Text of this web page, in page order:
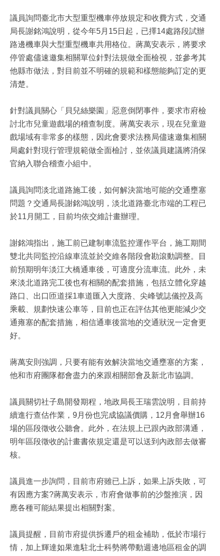
議員詢問臺北市大型重型機車停放規定和收費方式，交通
局長謝銘鴻說明，從今年5月15日起，已擇14處路段試辦
路邊機車與大型重型機車共用格位。蔣萬安表示，將要求
停管處儘速邀集相關單位針對法規做全面檢視，並參考其
他縣市做法，對目前並不明確的規範和樣態能夠訂定的更
清楚。
針對議員關心「貝兒絲樂園」惡意倒閉事件，要求市府檢
討北市兒童遊戲場的稽查制度。蔣萬安表示，現在兒童遊
戲場域有非常多的樣態，因此會要求法務局儘速邀集相關
局處針對現行管理規範做全面檢討，並依議員建議將消保
官納入聯合稽查小組中。
議員詢問淡北道路施工後，如何解決當地可能的交通壅塞
問題？交通局長謝銘鴻說明，淡北道路臺北市端的工程已
於11月開工，目前均依交維計畫辦理。
謝銘鴻指出，施工前已建制車流監控運作平台，施工期間
雙北共同監控沿線車流並於交維各階段會勘滾動調整。目
前預期明年淡江大橋通車後，可適度分流車流。此外，未
來淡北道路完工後也有相關的配套措施，包括立體化穿越
路口、出口匝道採1車道匯入大度路、尖峰號誌儀控及高
乘載、規劃快速公車等，目前也正在評估其他更能減少交
通雍塞的配套措施，相信通車後當地的交通狀況一定會更
好。
蔣萬安則強調，只要有能有效解決當地交通壅塞的方案，
他和市府團隊都會盡力的來跟相關部會及新北市協調。
議員關切社子島開發期程，地政局長王瑞雲說明，目前持
續進行查估作業，9月份也完成協議價購，12月會舉辦16
場的區段徵收公聽會。此外，在法規上已跟內政部溝通，
明年區段徵收的計畫書依規定還是可以送到內政部去做審
核。
議員進一步詢問，目前市府雖已上訴，如果上訴失敗，可
有因應方案?蔣萬安表示，市府會做事前的沙盤推演，因
應各種可能結果提出相關對案。
議員提醒，目前市府提供拆遷戶的租金補助，低於市場行
情，加上輝達如果進駐北士科勢將帶動週邊地區租金的調